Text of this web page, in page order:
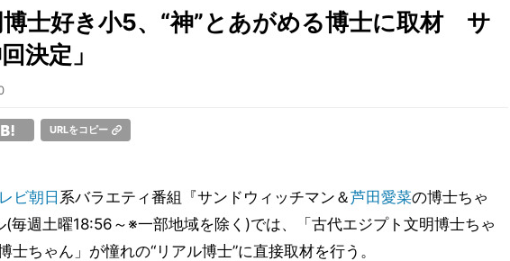
士好き小5、“神”とあがめる博士に取材 サ
決定」
URLをコピー
ビ朝日 系バラエティ番組『サンドウィッチマン＆芦田愛菜の博士ちゃ
(毎週土曜18:56～※一部地域を除く)では、「古代エジプト文明博士ちゃ
士ちゃん」が憧れの“リアル博士”に直接取材を行う。